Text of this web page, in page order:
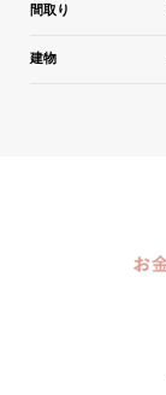
間取り
建物